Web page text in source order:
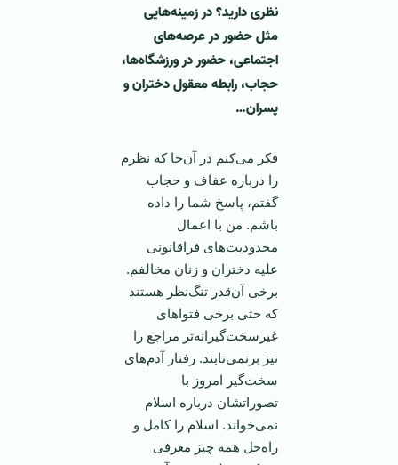
نظری دارید؟ در زمینه‌هایی
مثل حضور در عرصه‌های
اجتماعی، حضور در ورزشگاه‌ها،
حجاب، رابطه معقول دختران و
پسران…
فکر می‌کنم در آن‌جا که نظرم
را درباره عفاف و حجاب
گفتم، پاسخ شما را داده
باشم. من با اعمال
محدودیت‌های فراقانونی
علیه دختران و زنان مخالفم.
برخی آن‌قدر تنگ‌نظر هستند
که حتی برخی فتواهای
غیرسخت‌گیرانه‌تر مراجع را
نیز برنمی‌تابند. رفتار آدم‌های
سخت‌گیر امروز با
تصوراتشان درباره اسلام
نمی‌خواند. اسلام را کامل و
راه‌حل همه چیز معرفی